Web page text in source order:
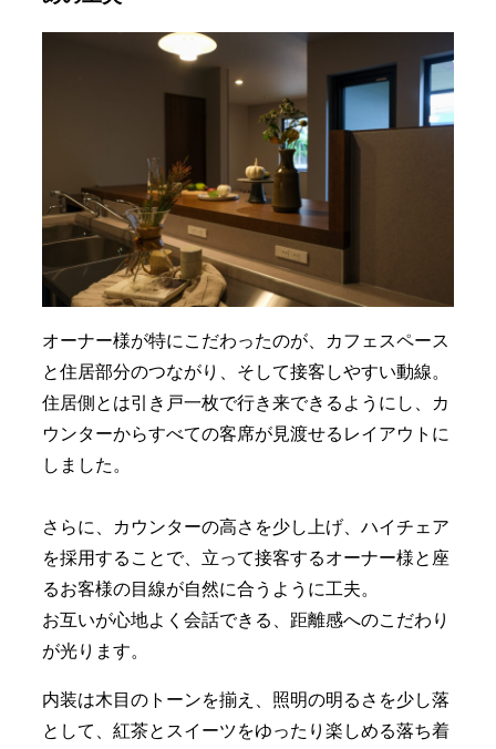
オーナー様が特にこだわったのが、カフェスペース
と住居部分のつながり、そして接客しやすい動線。
住居側とは引き戸一枚で行き来できるようにし、カ
ウンターからすべての客席が見渡せるレイアウトに
しました。
さらに、カウンターの高さを少し上げ、ハイチェア
を採用することで、立って接客するオーナー様と座
るお客様の目線が自然に合うように工夫。
お互いが心地よく会話できる、距離感へのこだわり
が光ります。
内装は木目のトーンを揃え、照明の明るさを少し落
として、紅茶とスイーツをゆったり楽しめる落ち着